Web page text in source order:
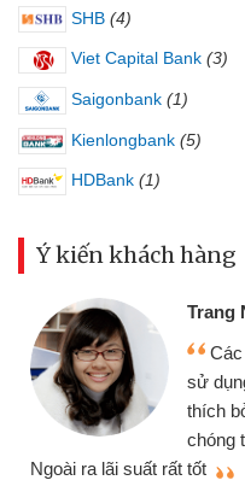
SHB (4)
Viet Capital Bank (3)
Saigonbank (1)
Kienlongbank (5)
HDBank (1)
Ý kiến khách hàng
Trang
sử
thích
chóng
Ngoài ra lãi suất rất tốt